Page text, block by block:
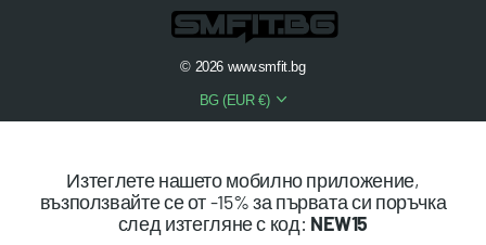
© 2026www.smfit.bg
BG (EUR €)
Изтеглете нашето мобилно приложение,
възползвайте се от -15% за първата си поръчка
след изтегляне с код: NEW15